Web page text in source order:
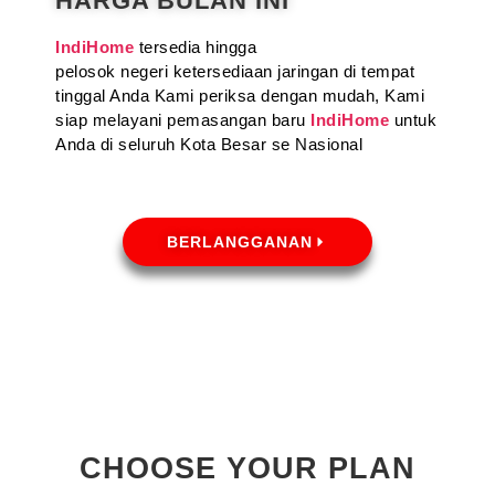
IndiHome tersedia hingga
pelosok negeri ketersediaan jaringan di tempat
tinggal Anda Kami periksa dengan mudah, Kami
siap melayani pemasangan baru IndiHome untuk
Anda di seluruh Kota Besar se Nasional
BERLANGGANAN
CHOOSE YOUR PLAN